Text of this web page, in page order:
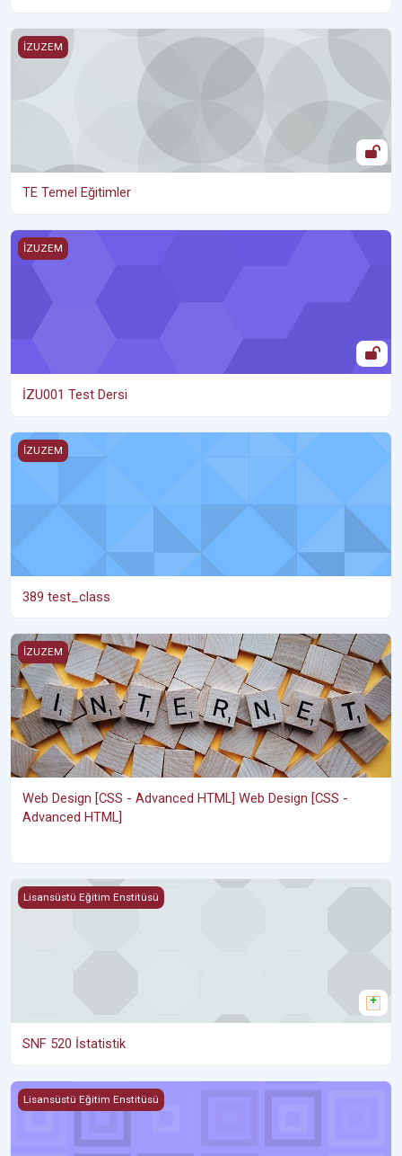
TE Temel Eğitimler
İZUZEM
TE Temel Eğitimler
İZU001 Test Dersi
İZUZEM
İZU001 Test Dersi
389 test_class
İZUZEM
389 test_class
Web Design [CSS - Advanced HTML] Web Design [CSS -
İZUZEM
Web Design [CSS - Advanced HTML] Web Design [CSS -
Advanced HTML]
SNF 520 İstatistik
Lisansüstü Eğitim Enstitüsü
SNF 520 İstatistik
RPD 506 İleri İstatistik ve Uygulamaları
Lisansüstü Eğitim Enstitüsü